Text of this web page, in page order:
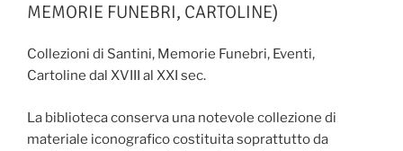
MEMORIE FUNEBRI, CARTOLINE)
Collezioni di Santini, Memorie Funebri, Eventi,
Cartoline dal XVIII al XXI sec.
La biblioteca conserva una notevole collezione di
materiale iconografico costituita soprattutto da